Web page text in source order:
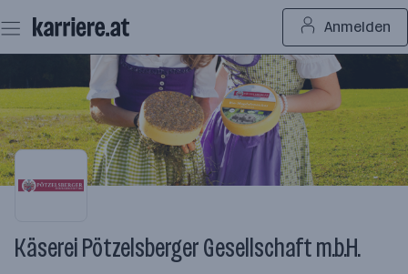
Seiteninhalt
springen
Anmelden
Käserei Pötzelsberger Gesellschaft m.b.H.